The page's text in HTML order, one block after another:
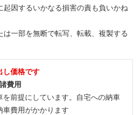
因するいかなる損害の責も負いかね
一部を無断で転写、転載、複製する
し価格です
費用
前提にしています。自宅への納車
車費用がかかります